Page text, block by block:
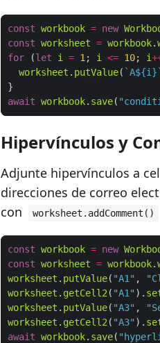
const workbook = new
const worksheet = workbook.
for (let i = 1 ; i <= 10; i
worksheet . putValue( `A${i } `
await workbook. save(
Hipervínculos y
Adjunte hipervínculos a
direcciones de correo
con
worksheet.addComment()
const workbook = new
const worksheet = workbook.
worksheet . putValue( "A1" ,
worksheet . getCell2 ( "A1" ).
worksheet . putValue( "A3" ,
worksheet . getCell2 ( "A3" ).
await workbook. save(